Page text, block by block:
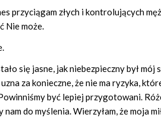
przyciągam złych i kontrolujących
Nie może.
się jasne, jak niebezpieczny był
za konieczne, że nie ma ryzyka,
być lepiej przygotowani.
nam do myślenia. Wierzyłam, że moja